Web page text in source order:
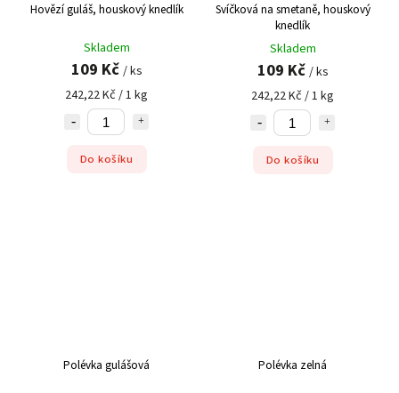
Hovězí guláš, houskový knedlík
Skladem
109 Kč / ks
242,22 Kč / 1 kg
Do košíku
Svíčková na smetaně, houskový
knedlík
Skladem
109 Kč / ks
242,22 Kč / 1 kg
Do košíku
Polévka gulášová Polévka zelná